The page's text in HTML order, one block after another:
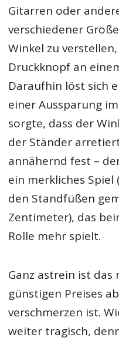
Gitarren oder
verschiedener
Winkel zu
Druckknopf an
Daraufhin löst sich
einer Aussparung
sorgte, dass der
der Ständer
annähernd fest –
ein merkliches Spiel
den Standfüßen
Zentimeter), das
Rolle mehr spielt.
Ganz astrein ist das
günstigen Preises
verschmerzen ist.
weiter tragisch,